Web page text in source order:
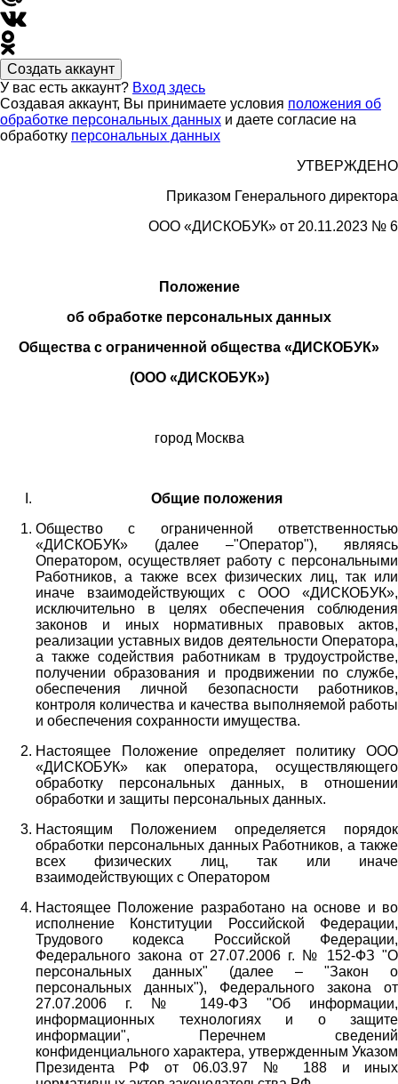
Создать аккаунт
У вас есть аккаунт? Вход здесь
Создавая аккаунт, Вы принимаете условия положения об
обработке персональных данных и даете согласие на
обработку персональных данных
УТВЕРЖДЕНО
Приказом Генерального директора
ООО «ДИСКОБУК» от 20.11.2023 № 6
Положение
об обработке персональных данных
Общества с ограниченной общества «ДИСКОБУК»
(ООО «ДИСКОБУК»)
город Москва
Общие положения
Общество с ограниченной ответственностью
«ДИСКОБУК» (далее –"Оператор"), являясь
Оператором, осуществляет работу с персональными
Работников, а также всех физических лиц, так или
иначе взаимодействующих с ООО «ДИСКОБУК»,
исключительно в целях обеспечения соблюдения
законов и иных нормативных правовых актов,
реализации уставных видов деятельности Оператора,
а также содействия работникам в трудоустройстве,
получении образования и продвижении по службе,
обеспечения личной безопасности работников,
контроля количества и качества выполняемой работы
и обеспечения сохранности имущества.
Настоящее Положение определяет политику ООО
«ДИСКОБУК» как оператора, осуществляющего
обработку персональных данных, в отношении
обработки и защиты персональных данных.
Настоящим Положением определяется порядок
обработки персональных данных Работников, а также
всех физических лиц, так или иначе
взаимодействующих с Оператором
Настоящее Положение разработано на основе и во
исполнение Конституции Российской Федерации,
Трудового кодекса Российской Федерации,
Федерального закона от 27.07.2006 г. № 152-ФЗ "О
персональных данных" (далее – "Закон о
персональных данных"), Федерального закона от
27.07.2006 г. № 149-ФЗ "Об информации,
информационных технологиях и о защите
информации", Перечнем сведений
конфиденциального характера, утвержденным Указом
Президента РФ от 06.03.97 № 188 и иных